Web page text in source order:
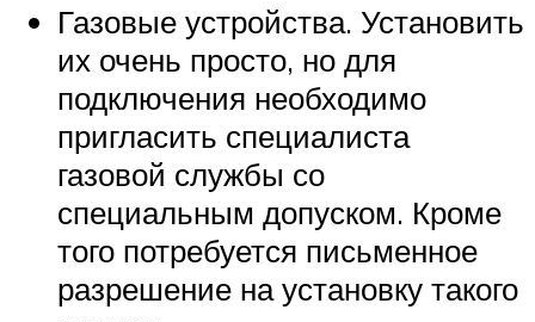
Газовые устройства. Установить
их очень просто, но для
подключения необходимо
пригласить специалиста
газовой службы со
специальным допуском. Кроме
того потребуется письменное
разрешение на установку такого